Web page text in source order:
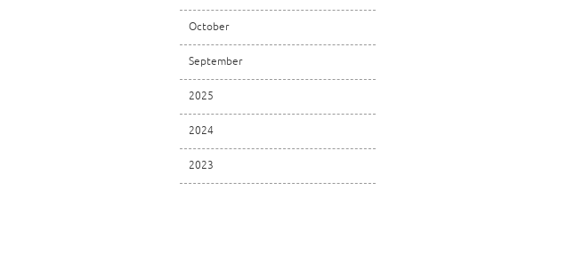
October
September
2025
2024
2023